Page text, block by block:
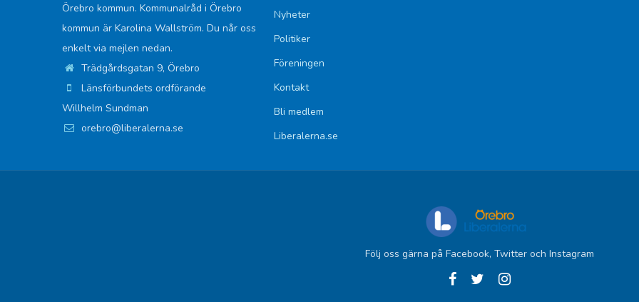
Örebro kommun. Kommunalråd i Örebro
kommun är Karolina Wallström. Du når oss
enkelt via mejlen nedan.
Trädgårdsgatan 9, Örebro
Länsförbundets ordförande
Willhelm Sundman
orebro@liberalerna.se
Nyheter
Politiker
Föreningen
Kontakt
Bli medlem
Liberalerna.se
Följ oss gärna på Facebook, Twitter och Instagram